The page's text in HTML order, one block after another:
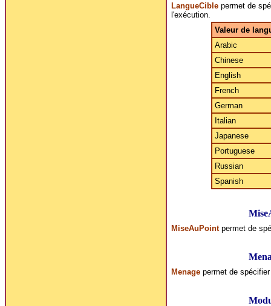
LangueCiblepermet de
l'exécution.
Valeur de
Arabic
Chinese
English
French
German
Italian
Japanese
Portuguese
Russian
Spanish
MiseAuPointpermet de
Menagepermet de